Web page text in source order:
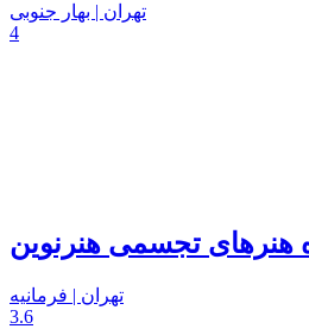
تهران | بهار جنوبی
4
هنرهای تجسمی هنرنوین
تهران | فرمانیه
3.6